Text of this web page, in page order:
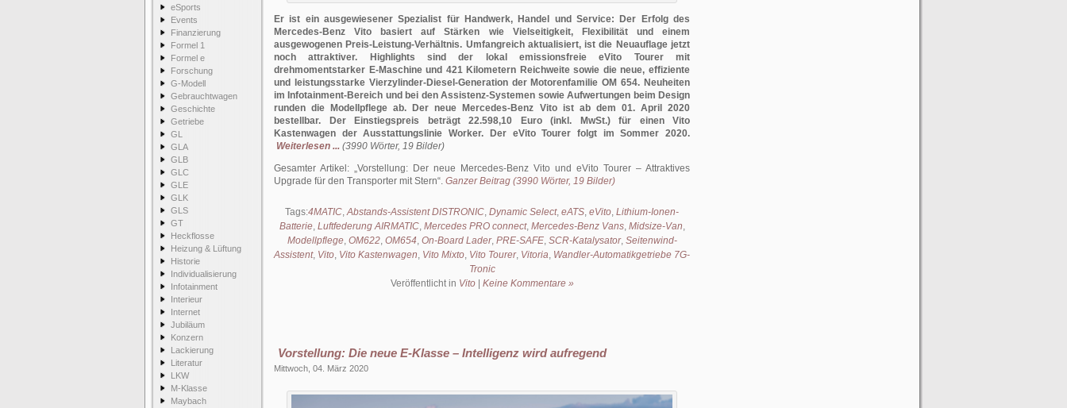
eSports
Events
Finanzierung
Formel 1
Formel e
Forschung
G-Modell
Gebrauchtwagen
Geschichte
Getriebe
GL
GLA
GLB
GLC
GLE
GLK
GLS
GT
Heckflosse
Heizung & Lüftung
Historie
Individualisierung
Infotainment
Interieur
Internet
Jubiläum
Konzern
Lackierung
Literatur
LKW
M-Klasse
Maybach
Er ist ein ausgewiesener Spezialist für Handwerk, Handel und Service: Der Erfolg des
Mercedes-Benz Vito basiert auf Stärken wie Vielseitigkeit, Flexibilität und einem
ausgewogenen Preis-Leistung-Verhältnis. Umfangreich aktualisiert, ist die Neuauflage jetzt
noch attraktiver. Highlights sind der lokal emissionsfreie eVito Tourer mit
drehmomentstarker E-Maschine und 421 Kilometern Reichweite sowie die neue, effiziente
und leistungsstarke Vierzylinder-Diesel-Generation der Motorenfamilie OM 654. Neuheiten
im Infotainment-Bereich und bei den Assistenz-Systemen sowie Aufwertungen beim Design
runden die Modellpflege ab. Der neue Mercedes-Benz Vito ist ab dem 01. April 2020
bestellbar. Der Einstiegspreis beträgt 22.598,10 Euro (inkl. MwSt.) für einen Vito
Kastenwagen der Ausstattungslinie Worker. Der eVito Tourer folgt im Sommer 2020.
Weiterlesen ... (3990 Wörter, 19 Bilder)
Gesamter Artikel:
Vorstellung: Der neue Mercedes-Benz Vito und eVito Tourer – Attraktives
Upgrade für den Transporter mit Stern . Ganzer Beitrag (3990 Wörter, 19 Bilder)
Tags:4MATIC,Abstands-Assistent DISTRONIC, Dynamic Select, eATS, eVito, Lithium-Ionen-
Batterie, Luftfederung AIRMATIC, Mercedes PRO connect, Mercedes-Benz Vans, Midsize-Van,
Modellpflege, OM622, OM654, On-Board Lader, PRE-SAFE, SCR-Katalysator, Seitenwind-
Assistent, Vito, Vito Kastenwagen, Vito Mixto, Vito Tourer, Vitoria, Wandler-Automatikgetriebe 7G-
Tronic
Veröffentlicht in Vito| Keine Kommentare »
Vorstellung: Die neue E-Klasse – Intelligenz wird aufregend
Mittwoch, 04. März 2020